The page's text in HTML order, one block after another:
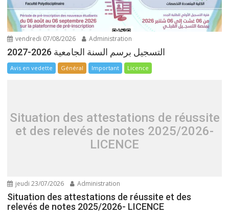
vendredi 07/08/2026 Administration
التسجيل برسم السنة الجامعية 2026-2027
Avis en vedette Général Important Licence
Situation des attestations de réussite
et des relevés de notes 2025/2026-
LICENCE
jeudi 23/07/2026 Administration
Situation des attestations de réussite et des
relevés de notes 2025/2026- LICENCE